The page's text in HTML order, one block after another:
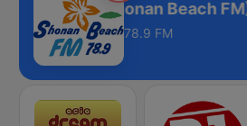
ビーチFM (Shonan Beach FM)
78.9 FM